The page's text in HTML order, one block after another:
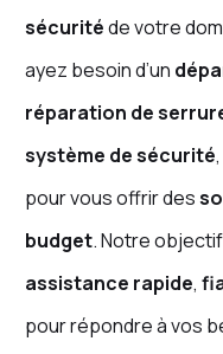
sécuritéde votre
ayez besoin d’un
réparation de
système de sécurité
pour vous offrir des
budget. Notre
assistance rapide,
pour répondre à vos